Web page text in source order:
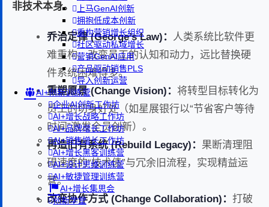
上马GenAI创新
拥抱低成本创新
重构营销增长组织
社区驱动私域增长
营销GenAI应用
产品驱动销售PLS
导入创新运营
AI+创新训练营
企业AI创新工作坊
AI+增长战略工作坊
AI+品牌增长工作坊
AI+销售增长工作坊
AI+增长黑客训练营
AI+设计思维训练营
AI+敏捷管理训练营
AI+增长集思会
创新学堂
非技术本身。
乔治定律 (George’s Law)：
人类系统比软件更
难重构。改变员工的认知和动力，远比替换硬
件系统困难得多。
重塑愿景 (Change Vision)： 将转型目标转化为
员工的切身好处（如星展银行以“节省客户等待
时间”激发全员创新）。
再造旧有系统 (Rebuild Legacy)： 果断清理阻
碍速度的“技术债”与冗余旧流程，实现精益运
营。
改变协作方式 (Change Collaboration)： 打破